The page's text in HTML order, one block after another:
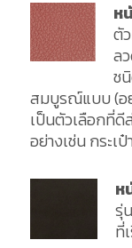
ห
ตั
ล
ช
สมบูรณ์แบบ (อ
เป็นตัวเลือกที่ดี
อย่างเช่น กระเ
ห
รุ่
ที่